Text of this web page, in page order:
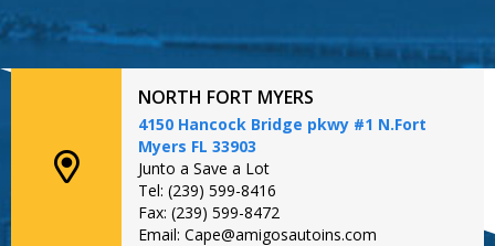
NORTH FORT MYERS
4150 Hancock Bridge pkwy #1 N.Fort
Myers FL 33903
Junto a Save a Lot
Tel: (239) 599-8416
Fax: (239) 599-8472
Email: Cape@amigosautoins.com